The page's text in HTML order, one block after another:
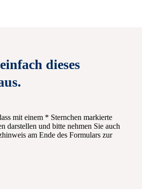
dieses
mit einem * Sternchen markierte
darstellen und bitte nehmen Sie auch
am Ende des Formulars zur